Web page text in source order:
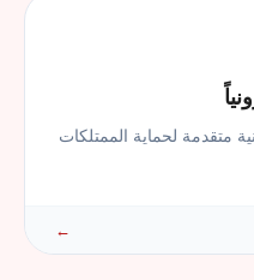
متقدمة لحماية الممتلكات
←